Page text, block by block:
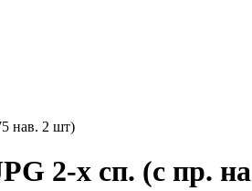
нав. 2 шт)
2-х сп. (с пр.